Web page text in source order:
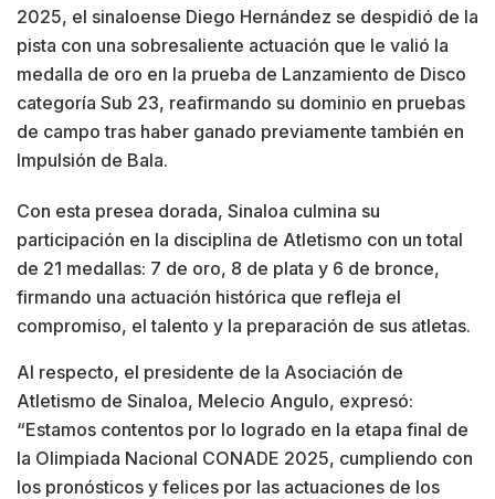
2025, el sinaloense Diego Hernández se despidió de la
pista con una sobresaliente actuación que le valió la
medalla de oro en la prueba de Lanzamiento de Disco
categoría Sub 23, reafirmando su dominio en pruebas
de campo tras haber ganado previamente también en
Impulsión de Bala.
Con esta presea dorada, Sinaloa culmina su
participación en la disciplina de Atletismo con un total
de 21 medallas: 7 de oro, 8 de plata y 6 de bronce,
firmando una actuación histórica que refleja el
compromiso, el talento y la preparación de sus atletas.
Al respecto, el presidente de la Asociación de
Atletismo de Sinaloa, Melecio Angulo, expresó:
“Estamos contentos por lo logrado en la etapa final de
la Olimpiada Nacional CONADE 2025, cumpliendo con
los pronósticos y felices por las actuaciones de los